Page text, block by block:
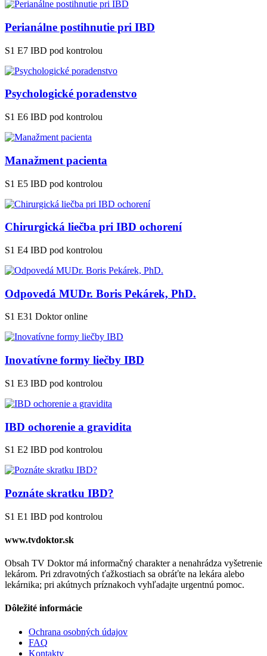
Perianálne postihnutie pri IBD
S1 E7 IBD pod kontrolou
Psychologické poradenstvo
S1 E6 IBD pod kontrolou
Manažment pacienta
S1 E5 IBD pod kontrolou
Chirurgická liečba pri IBD ochorení
S1 E4 IBD pod kontrolou
Odpovedá MUDr. Boris Pekárek, PhD.
S1 E31 Doktor online
Inovatívne formy liečby IBD
S1 E3 IBD pod kontrolou
IBD ochorenie a gravidita
S1 E2 IBD pod kontrolou
Poznáte skratku IBD?
S1 E1 IBD pod kontrolou
www.tvdoktor.sk
Obsah TV Doktor má informačný charakter a nenahrádza vyšetrenie
lekárom. Pri zdravotných ťažkostiach sa obráťte na lekára alebo
lekárnika; pri akútnych príznakoch vyhľadajte urgentnú pomoc.
Dôležité informácie
Ochrana osobných údajov
FAQ
Kontakty